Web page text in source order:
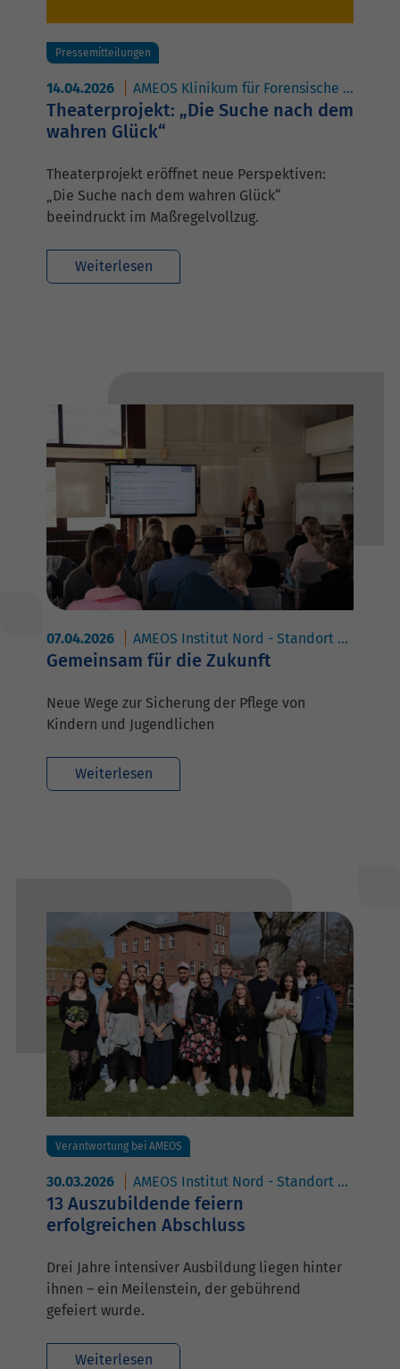
Pressemitteilungen
14.04.2026 AMEOS Klinikum für Forensische Psychiatrie und Psychotherapie Neustadt
Theaterprojekt: „Die Suche nach dem
wahren Glück“
Theaterprojekt eröffnet neue Perspektiven:
„Die Suche nach dem wahren Glück“
beeindruckt im Maßregelvollzug.
Weiterlesen
07.04.2026 AMEOS Institut Nord - Standort Eutin
Gemeinsam für die Zukunft
Neue Wege zur Sicherung der Pflege von
Kindern und Jugendlichen
Weiterlesen
Verantwortung bei AMEOS
30.03.2026 AMEOS Institut Nord - Standort Neustadt
13 Auszubildende feiern
erfolgreichen Abschluss
Drei Jahre intensiver Ausbildung liegen hinter
ihnen – ein Meilenstein, der gebührend
gefeiert wurde.
Weiterlesen